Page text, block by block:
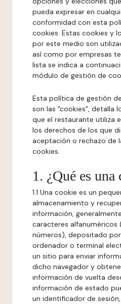
pueda expresar en
conformidad con esta
cookies. Estas cookies y
por este medio son
así como por empresas
lista se indica a
módulo de gestión de
Esta política de gestión
son las "cookies", detalla
que el restaurante utiliza
los derechos de los que
aceptación o rechazo de
cookies.
1. ¿Qué es una
1.1 Una cookie es un
almacenamiento y
información,
caracteres alfanuméricos
números), depositado
ordenador o terminal
un sitio para enviar
dicho navegador y
información de vuelta
información de estado
un identificador de